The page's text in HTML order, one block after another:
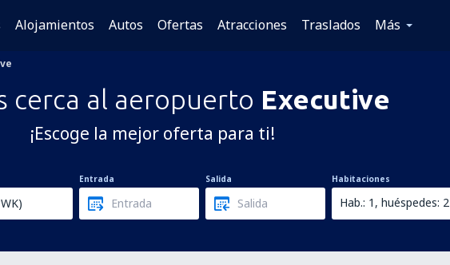
Alojamientos Autos Ofertas Atracciones Traslados Más
cerca al aeropuerto Executive
¡Escoge la mejor oferta para ti!
Entrada Salida Habitaciones
Hab.: 1, huéspedes: 2